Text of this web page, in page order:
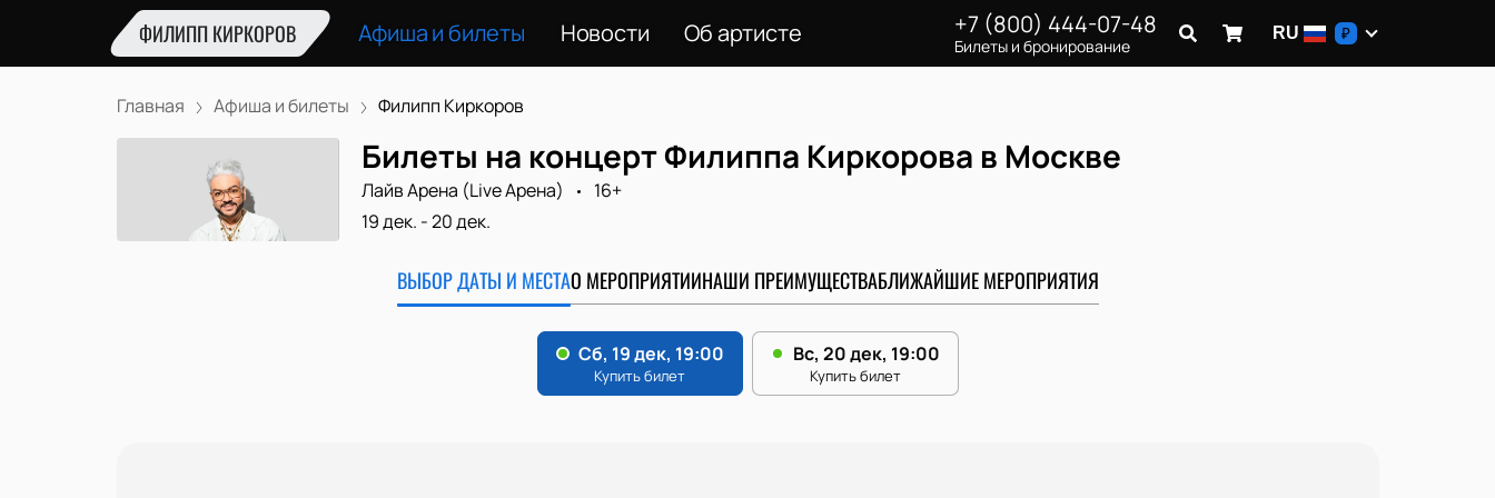
ФИЛИПП КИРКОРОВ Афиша и билеты Новости Об артисте +7 (800) 444-07-48
Билеты и бронирование
RU ₽
Главная Афиша и билеты Филипп Киркоров
Билеты на концерт Филиппа Киркорова в Москве
Лайв Арена (Live Арена)
16+
19 дек. -20 дек.
ВЫБОР ДАТЫ И МЕСТАО МЕРОПРИЯТИИНАШИ ПРЕИМУЩЕСТВАБЛИЖАЙШИЕ МЕРОПРИЯТИЯ